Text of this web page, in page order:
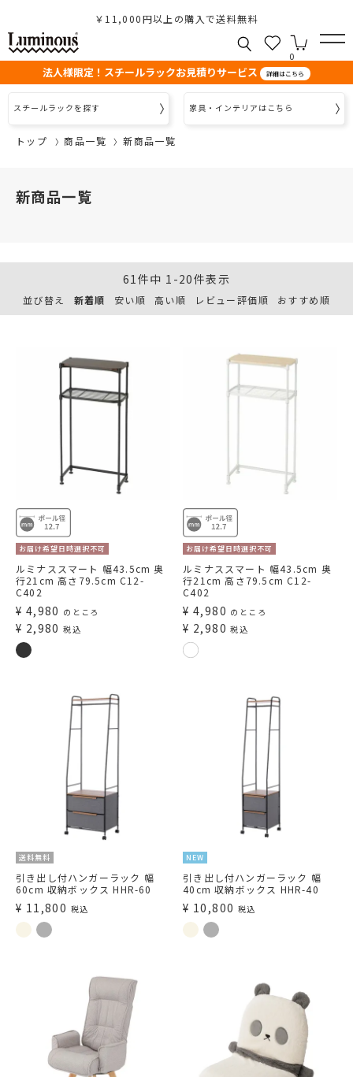
￥11,000円以上の購入で送料無料
0
法人様限定！スチールラックお見積りサービス 詳細はこちら
スチールラックを探す 家具・インテリアはこちら
トップ 商品一覧 新商品一覧
新商品一覧
並び替え 新着順 安い順 高い順 レビュー評価順 おすすめ順
61 件中 1 -20件表示
お届け希望日時選択不可
ルミナススマート 幅43.5cm 奥
行21cm 高さ79.5cm C12-
C402
¥ 4,980 のところ
¥ 2,980 税込
お届け希望日時選択不可
ルミナススマート 幅43.5cm 奥
行21cm 高さ79.5cm C12-
C402
¥ 4,980 のところ
¥ 2,980 税込
送料無料
引き出し付ハンガーラック 幅
60cm 収納ボックス HHR-60
¥ 11,800 税込
NEW
引き出し付ハンガーラック 幅
40cm 収納ボックス HHR-40
¥ 10,800 税込